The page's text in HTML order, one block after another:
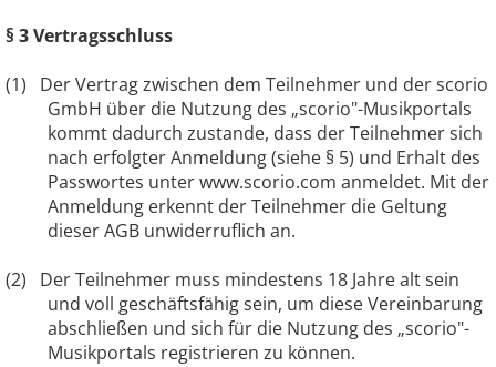
§ 3 Vertragsschluss
(1)
Der Vertrag zwischen dem Teilnehmer und der scorio
GmbH über die Nutzung des „scorio"-Musikportals
kommt dadurch zustande, dass der Teilnehmer sich
nach erfolgter Anmeldung (siehe § 5) und Erhalt des
Passwortes unter www.scorio.com anmeldet. Mit der
Anmeldung erkennt der Teilnehmer die Geltung
dieser AGB unwiderruflich an.
(2)
Der Teilnehmer muss mindestens 18 Jahre alt sein
und voll geschäftsfähig sein, um diese Vereinbarung
abschließen und sich für die Nutzung des „scorio"-
Musikportals registrieren zu können.